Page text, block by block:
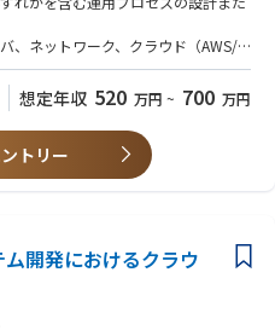
カレーションルールの整備
・運用レベルに関する折衝・管理／
初動・関係者連携（社内規程に準
の自動化の推進
、Bash、HTML、CSS、Ja
rkhunter
、ネットワーク、クラウド（AWS/A
ダー）との調整・合意形成の経験
たプロダクト開発・システム構築の
ーク、クラウド環境に関する基礎知
想定年収 520 万円 ~ 700 万円
トリー
開発におけるクラウ